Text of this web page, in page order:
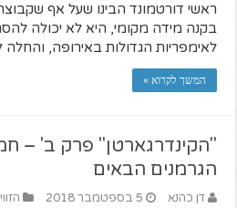
ראשי דורטמונד הבינו שעל אף
בקנה מידה מקומי, היא לא יכולה
לאימפריות הגדולות באירופה,
המשך לקרוא »
"הקינדרגארטן" פרק ב' –
הגרמנים הבאים
דן כהנא 5 בספטמבר 2018